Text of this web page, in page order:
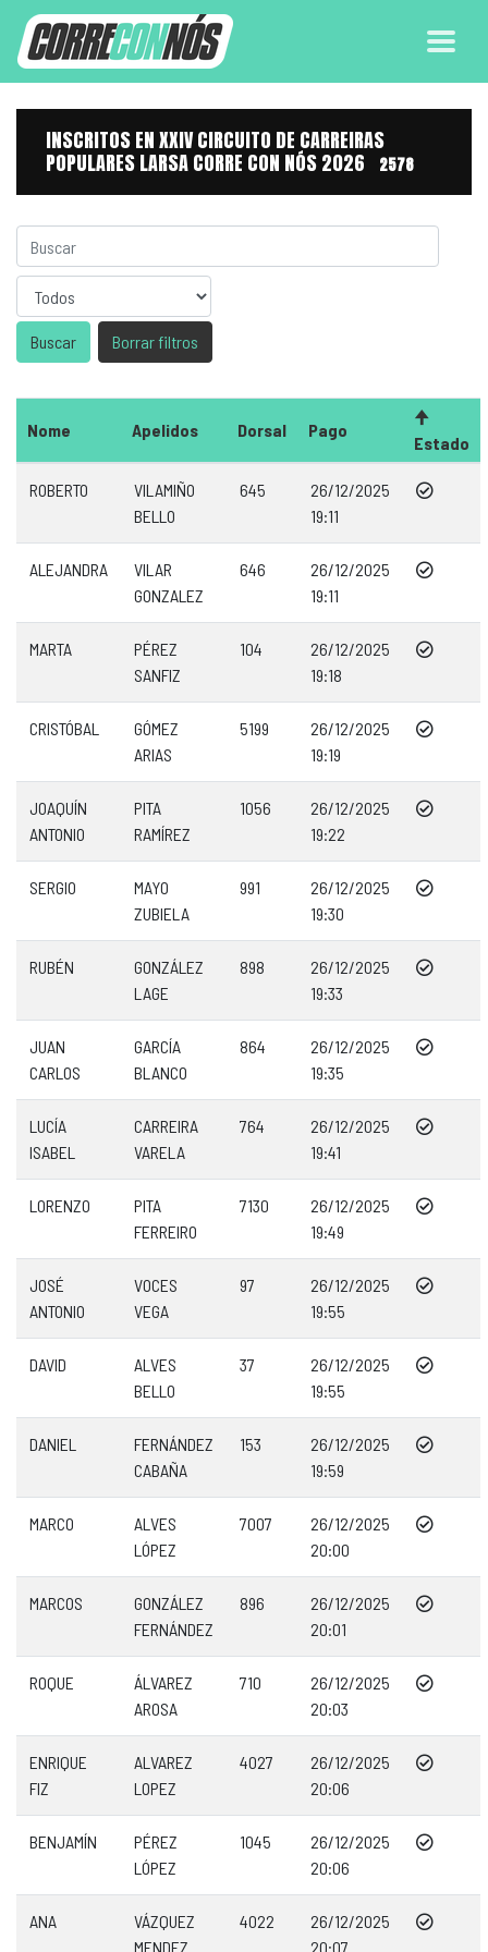
INSCRITOS EN XXIV CIRCUITO DE CARREIRAS
POPULARES LARSA CORRE CON NÓS 2026 2578
Sexo
Borrar filtros
Nome Apelidos Dorsal Pago
Estado
ROBERTO
VILAMIÑO
BELLO
645
26/12/2025
19:11
ALEJANDRA
VILAR
GONZALEZ
646
26/12/2025
19:11
MARTA
PÉREZ
SANFIZ
104
26/12/2025
19:18
CRISTÓBAL
GÓMEZ
ARIAS
5199
26/12/2025
19:19
JOAQUÍN
ANTONIO
PITA
RAMÍREZ
1056
26/12/2025
19:22
SERGIO
MAYO
ZUBIELA
991
26/12/2025
19:30
RUBÉN
GONZÁLEZ
LAGE
898
26/12/2025
19:33
JUAN
CARLOS
GARCÍA
BLANCO
864
26/12/2025
19:35
LUCÍA
ISABEL
CARREIRA
VARELA
764
26/12/2025
19:41
LORENZO
PITA
FERREIRO
7130
26/12/2025
19:49
JOSÉ
ANTONIO
VOCES
VEGA
97
26/12/2025
19:55
DAVID
ALVES
BELLO
37
26/12/2025
19:55
DANIEL
FERNÁNDEZ
CABAÑA
153
26/12/2025
19:59
MARCO
ALVES
LÓPEZ
7007
26/12/2025
20:00
MARCOS
GONZÁLEZ
FERNÁNDEZ
896
26/12/2025
20:01
ROQUE
ÁLVAREZ
AROSA
710
26/12/2025
20:03
ENRIQUE
FIZ
ALVAREZ
LOPEZ
4027
26/12/2025
20:06
BENJAMÍN
PÉREZ
LÓPEZ
1045
26/12/2025
20:06
ANA
VÁZQUEZ
MENDEZ
4022
26/12/2025
20:07